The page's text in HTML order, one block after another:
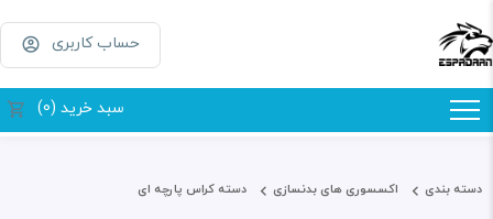
حساب کاربری
سبد خرید (0)
دسته بندی اکسسوری های بدنسازی دسته کراس پارچه ای